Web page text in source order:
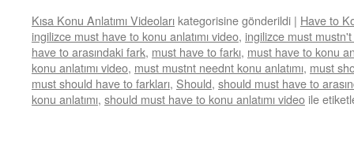
Kısa Konu Anlatımı Videoları kategorisine gönderildi | Have to
ingilizce must have to konu anlatımı video, ingilizce must mustn't
have to arasındaki fark, must have to farkı, must have to konu
konu anlatımı video, must mustnt neednt konu anlatımı, must
must should have to farkları, Should, should must have to
konu anlatımı, should must have to konu anlatımı video ile